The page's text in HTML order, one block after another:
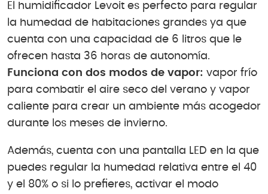
El humidificador Levoit es perfecto para regular
la humedad de habitaciones grandes ya que
cuenta con una capacidad de 6 litros que le
ofrecen hasta 36 horas de autonomía.
Funciona con dos modos de vapor: vapor frío
para combatir el aire seco del verano y vapor
caliente para crear un ambiente más acogedor
durante los meses de invierno.
Además, cuenta con una pantalla LED en la que
puedes regular la humedad relativa entre el 40
y el 80% o si lo prefieres, activar el modo